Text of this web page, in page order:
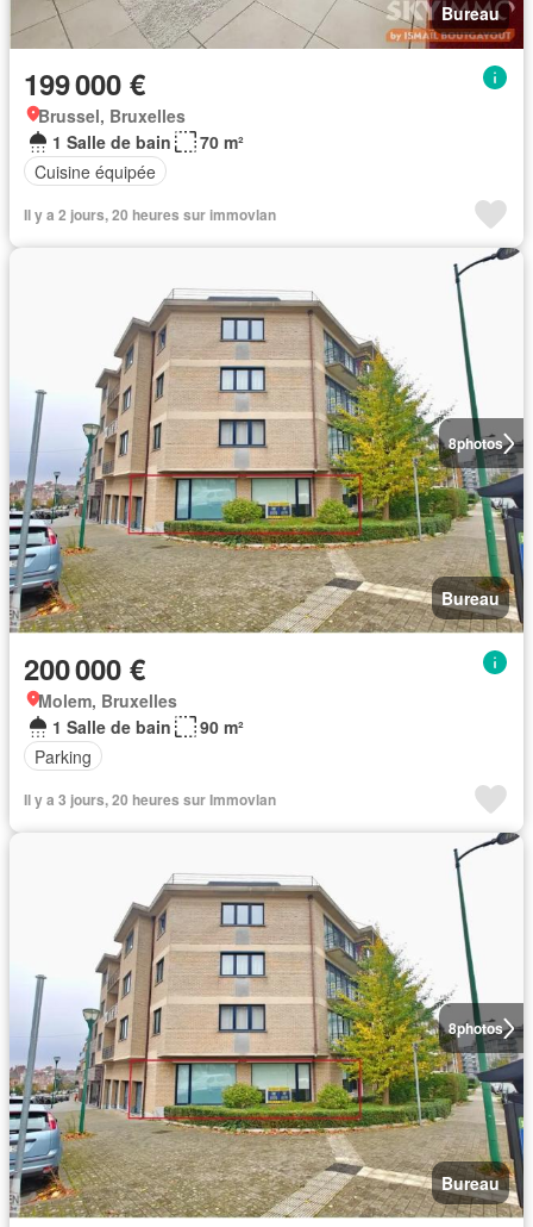
Bureau
199 000 €
Brussel, Bruxelles
1 Salle de bain
70 m²
Cuisine équipée
Il y a 2 jours, 20 heures sur immovlan
8photos
Bureau
200 000 €
Molem, Bruxelles
1 Salle de bain
90 m²
Parking
Il y a 3 jours, 20 heures sur Immovlan
8photos
Bureau